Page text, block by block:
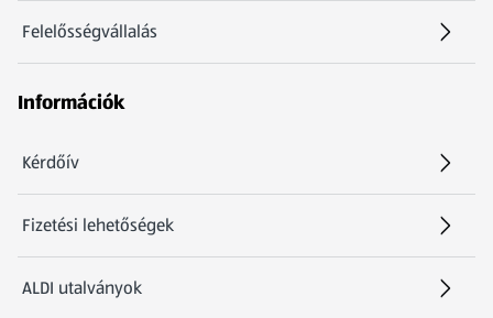
Felelősségvállalás
Információk
Kérdőív
Fizetési lehetőségek
ALDI utalványok